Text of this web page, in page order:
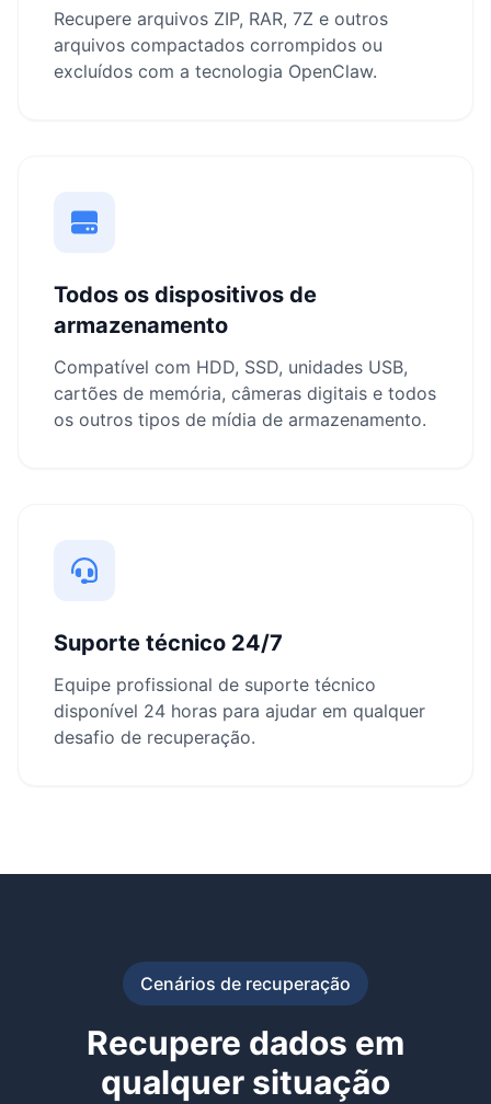
Recupere arquivos ZIP, RAR, 7Z e outros
arquivos compactados corrompidos ou
excluídos com a tecnologia OpenClaw.
Todos os dispositivos de
armazenamento
Compatível com HDD, SSD, unidades USB,
cartões de memória, câmeras digitais e todos
os outros tipos de mídia de armazenamento.
Suporte técnico 24/7
Equipe profissional de suporte técnico
disponível 24 horas para ajudar em qualquer
desafio de recuperação.
Cenários de recuperação
Recupere dados em
qualquer situação